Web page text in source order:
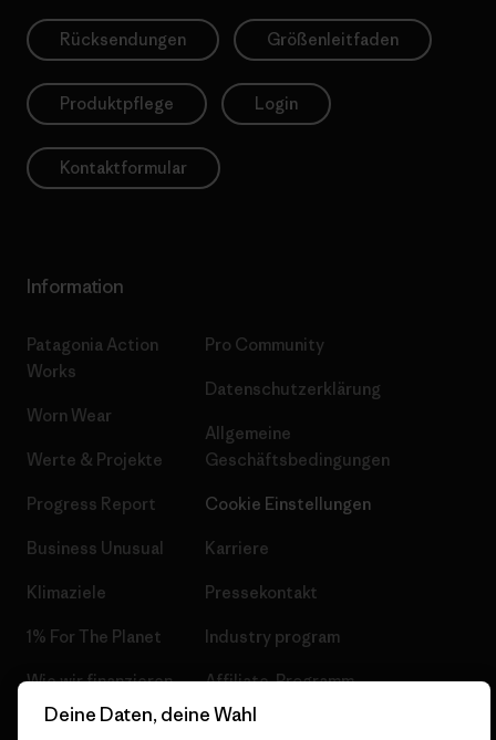
Rücksendungen Größenleitfaden
Produktpflege Login
Kontaktformular
Information
Patagonia Action
Works
Worn Wear
Werte & Projekte
Progress Report
Business Unusual
Klimaziele
1% For The Planet
Wie wir finanzieren
Geschenkgutscheine
Pro Community
Datenschutzerklärung
Allgemeine
Geschäftsbedingungen
Cookie Einstellungen
Karriere
Pressekontakt
Industry program
Affiliate-Programm
Patagonia Schweiz
Deine Daten, deine Wahl